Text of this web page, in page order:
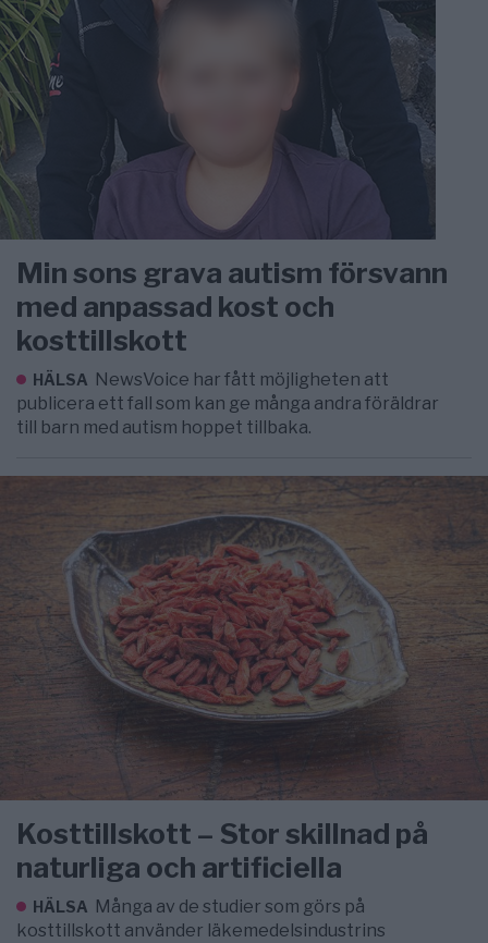
Min sons grava autism försvann
med anpassad kost och
kosttillskott
HÄLSA NewsVoice har fått möjligheten att
publicera ett fall som kan ge många andra föräldrar
till barn med autism hoppet tillbaka.
Kosttillskott – Stor skillnad på
naturliga och artificiella
HÄLSA Många av de studier som görs på
kosttillskott använder läkemedelsindustrins